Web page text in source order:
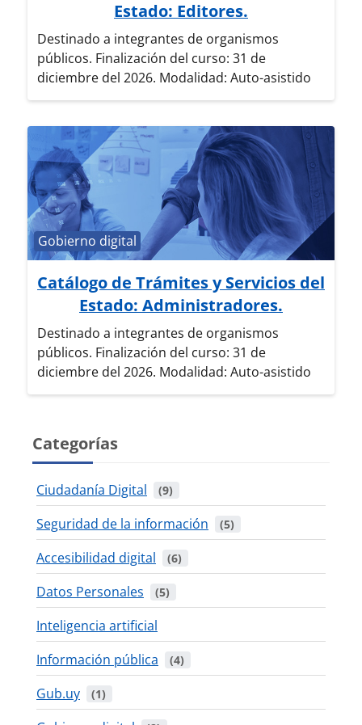
Estado: Editores.
Destinado a integrantes de organismos
públicos. Finalización del curso: 31 de
diciembre del 2026. Modalidad: Auto-asistido
Catálogo de Trámites y Servicios del
Estado: Administradores.
Categoría de cursos
Gobierno digital
Destinado a integrantes de organismos
públicos. Finalización del curso: 31 de
diciembre del 2026. Modalidad: Auto-asistido
Categorías
Ciudadanía Digital (9)
Seguridad de la información (5)
Accesibilidad digital (6)
Datos Personales (5)
Inteligencia artificial
Información pública
(4)
Gub.uy (1)